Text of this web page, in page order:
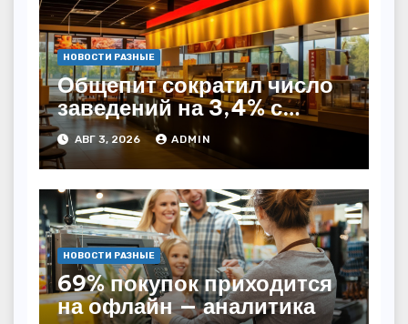
НОВОСТИ РАЗНЫЕ
Общепит сократил число
заведений на 3,4% с
начала года — INFOLine
АВГ 3, 2026 ADMIN
НОВОСТИ РАЗНЫЕ
69% покупок приходится
на офлайн — аналитика